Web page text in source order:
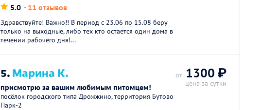
5.0 11 отзывов
Здравствуйте! Важно!! В период с 23.06 по 15.08 беру
только на выходные, либо тех кто остается один дома в
течении рабочего дня!...
5.Марина К.
присмотрю за вашим любимым питомцем!
посёлок городского типа Дрожжино, территория Бутово
Парк-2
от 1300 ₽
цена за сутки